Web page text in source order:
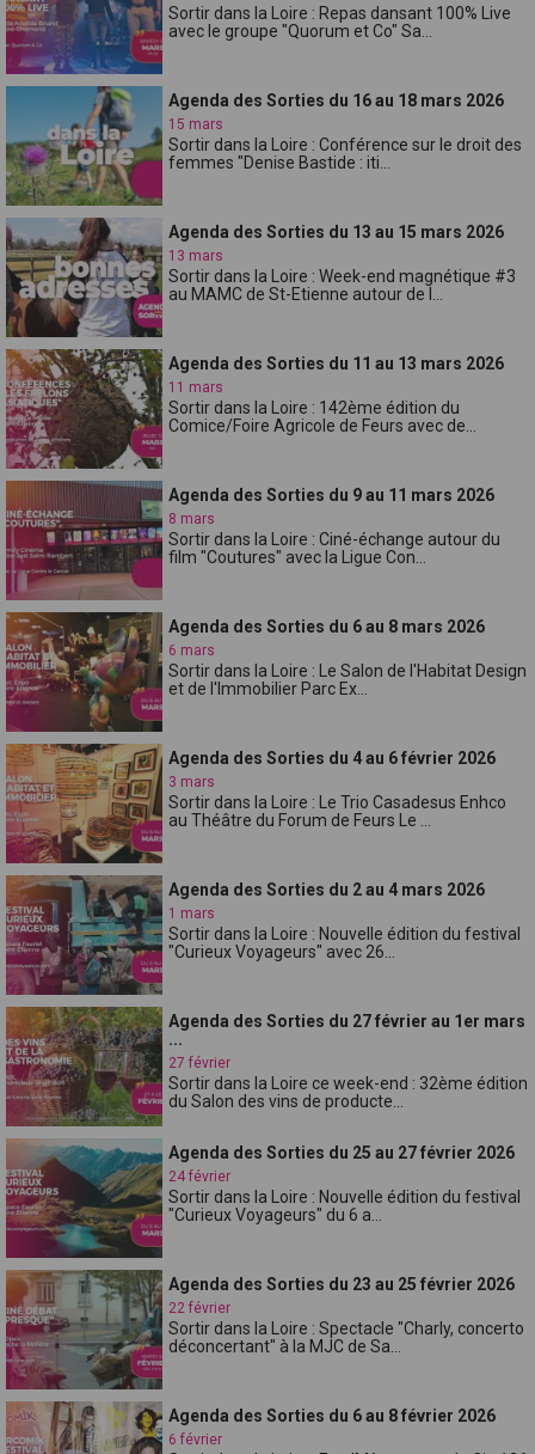
Sortir dans la Loire : Repas dansant 100% Live
avec le groupe "Quorum et Co" Sa...
Agenda des Sorties du 16 au 18 mars 2026
15 mars
Sortir dans la Loire : Conférence sur le droit des
femmes "Denise Bastide : iti...
Agenda des Sorties du 13 au 15 mars 2026
13 mars
Sortir dans la Loire : Week-end magnétique #3
au MAMC de St-Etienne autour de l...
Agenda des Sorties du 11 au 13 mars 2026
11 mars
Sortir dans la Loire : 142ème édition du
Comice/Foire Agricole de Feurs avec de...
Agenda des Sorties du 9 au 11 mars 2026
8 mars
Sortir dans la Loire : Ciné-échange autour du
film "Coutures" avec la Ligue Con...
Agenda des Sorties du 6 au 8 mars 2026
6 mars
Sortir dans la Loire : Le Salon de l'Habitat Design
et de l'Immobilier Parc Ex...
Agenda des Sorties du 4 au 6 février 2026
3 mars
Sortir dans la Loire : Le Trio Casadesus Enhco
au Théâtre du Forum de Feurs Le ...
Agenda des Sorties du 2 au 4 mars 2026
1 mars
Sortir dans la Loire : Nouvelle édition du festival
"Curieux Voyageurs" avec 26...
Agenda des Sorties du 27 février au 1er mars
...
27 février
Sortir dans la Loire ce week-end : 32ème édition
du Salon des vins de producte...
Agenda des Sorties du 25 au 27 février 2026
24 février
Sortir dans la Loire : Nouvelle édition du festival
"Curieux Voyageurs" du 6 a...
Agenda des Sorties du 23 au 25 février 2026
22 février
Sortir dans la Loire : Spectacle "Charly, concerto
déconcertant" à la MJC de Sa...
Agenda des Sorties du 6 au 8 février 2026
6 février